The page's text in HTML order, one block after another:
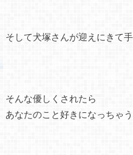
そして犬塚さんが迎えにきて
そんな優しくされたら
あなたのこと好きになっちゃう